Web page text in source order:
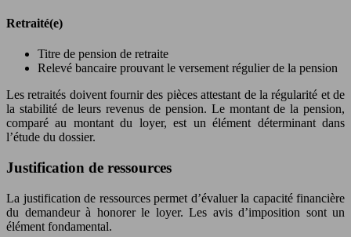
Retraité(e)
Titre de pension de retraite
Relevé bancaire prouvant le versement régulier de la pension
Les retraités doivent fournir des pièces attestant de la régularité et de
la stabilité de leurs revenus de pension. Le montant de la pension,
comparé au montant du loyer, est un élément déterminant dans
l’étude du dossier.
Justification de ressources
La justification de ressources permet d’évaluer la capacité financière
du demandeur à honorer le loyer. Les avis d’imposition sont un
élément fondamental.